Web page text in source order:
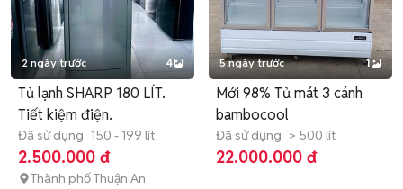
2 ngày trước 4
Tủ lạnh SHARP 180 LÍT.
Tiết kiệm điện.
Đã sử dụng 150 - 199 lít
2.500.000 đ
Thành phố Thuận An
5 ngày trước 1
Mới 98% Tủ mát 3 cánh
bambocool
Đã sử dụng > 500 lít
22.000.000 đ